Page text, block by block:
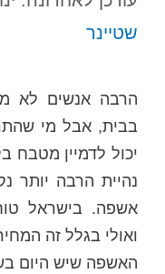
שטיינר
הרבה אנשים לא
בבית, אבל מי
יכול לדמיין
נהיית הרבה יותר
אשפה. בישראל
ואולי בגלל זה
האשפה שיש היום